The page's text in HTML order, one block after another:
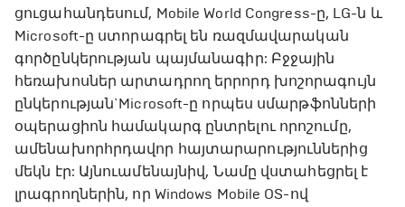
ցուցահանդեսում, Mobile World Congress-ը, LG-ն և
Microsoft-ը ստորագրել են ռազմավարական
գործընկերության պայմանագիր: Բջջային
հեռախոսներ արտադրող երրորդ խոշորագույն
ընկերության`Microsoft-ը որպես սմարթֆոնների
օպերացիոն համակարգ ընտրելու որոշումը,
ամենախորհրդավոր հայտարարություններից
մեկն էր: Այնուամենայնիվ, Նամը վստահեցրել է
լրագրողներին, որ Windows Mobile OS-ով